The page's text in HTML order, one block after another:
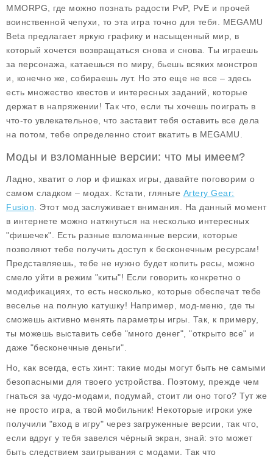
MMORPG, где можно познать радости PvP, PvE и прочей
воинственной чепухи, то эта игра точно для тебя. MEGAMU
Beta предлагает яркую графику и насыщенный мир, в
который хочется возвращаться снова и снова. Ты играешь
за персонажа, катаешься по миру, бьешь всяких монстров
и, конечно же, собираешь лут. Но это еще не все – здесь
есть множество квестов и интересных заданий, которые
держат в напряжении! Так что, если ты хочешь поиграть в
что-то увлекательное, что заставит тебя оставить все дела
на потом, тебе определенно стоит вкатить в MEGAMU.
Моды и взломанные версии: что мы имеем?
Ладно, хватит о лор и фишках игры, давайте поговорим о
самом сладком – модах . Кстати, гляньте Artery Gear:
Fusion . Этот мод заслуживает внимания. На данный момент
в интернете можно наткнуться на несколько интересных
"фишечек". Есть разные взломанные версии, которые
позволяют тебе получить доступ к бесконечным ресурсам!
Представляешь, тебе не нужно будет копить ресы, можно
смело уйти в режим "киты"! Если говорить конкретно о
модификациях, то есть несколько, которые обеспечат тебе
веселье на полную катушку! Например, мод-меню, где ты
сможешь активно менять параметры игры. Так, к примеру,
ты можешь выставить себе "много денег", "открыто все" и
даже "бесконечные деньги".
Но, как всегда, есть хинт: такие моды могут быть не самыми
безопасными для твоего устройства. Поэтому, прежде чем
гнаться за чудо-модами, подумай, стоит ли оно того? Тут же
не просто игра, а твой мобильник! Некоторые игроки уже
получили "вход в игру" через загруженные версии, так что,
если вдруг у тебя завелся чёрный экран, знай: это может
быть следствием заигрывания с модами. Так что